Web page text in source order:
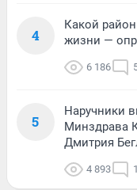
4
Какой
жизни —
6 186
5
Наручники
Минздрава
Дмитрия
4 893